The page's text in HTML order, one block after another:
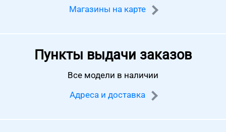
Магазины на карте
Пункты выдачи заказов
Все модели в наличии
Адреса и доставка